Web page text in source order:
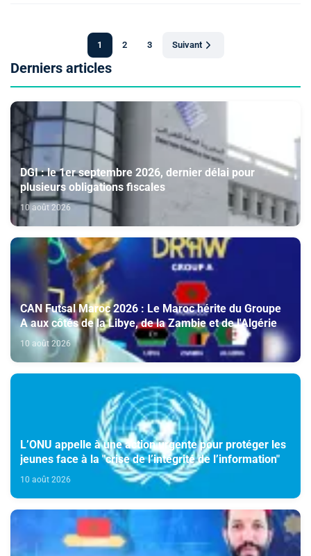
1 2 3 Suivant
Derniers articles
DGI : le 1er septembre 2026, dernier délai pour
plusieurs obligations fiscales
10 août 2026
CAN Futsal Maroc 2026 : Le Maroc hérite du Groupe
A aux côtés de la Libye, de la Zambie et de l'Algérie
10 août 2026
L’ONU appelle à une action urgente pour protéger les
jeunes face à la "crise de l’intégrité de l’information"
10 août 2026